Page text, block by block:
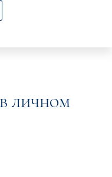
личном